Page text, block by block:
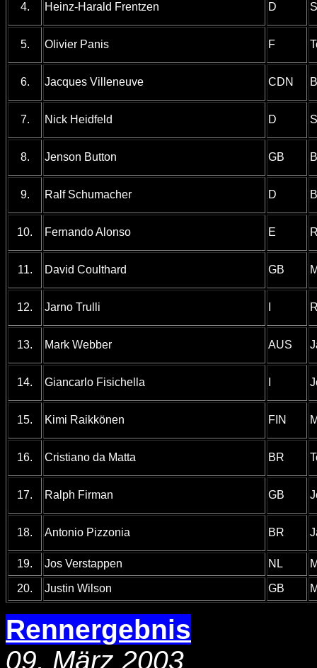
4. Heinz-Harald Frentzen D
5. Olivier Panis F
6. Jacques Villeneuve CDN
7. Nick Heidfeld D
8. Jenson Button GB
9. Ralf Schumacher D
10. Fernando Alonso E
11. David Coulthard GB
12. Jarno Trulli
13. Mark Webber AUS
14. Giancarlo Fisichella
15. Kimi Raikkönen FIN
16. Cristiano da Matta BR
17. Ralph Firman GB
18. Antonio Pizzonia BR
19. Jos Verstappen NL
20. Justin Wilson GB
Rennergebnis
09. März 2003